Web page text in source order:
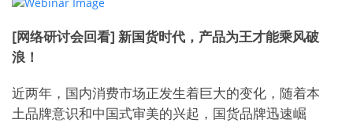
[网络研讨会回看] 新国货时代，产品为王才能乘风破
浪！
近两年，国内消费市场正发生着巨大的变化，随着本
土品牌意识和中国式审美的兴起，国货品牌迅速崛